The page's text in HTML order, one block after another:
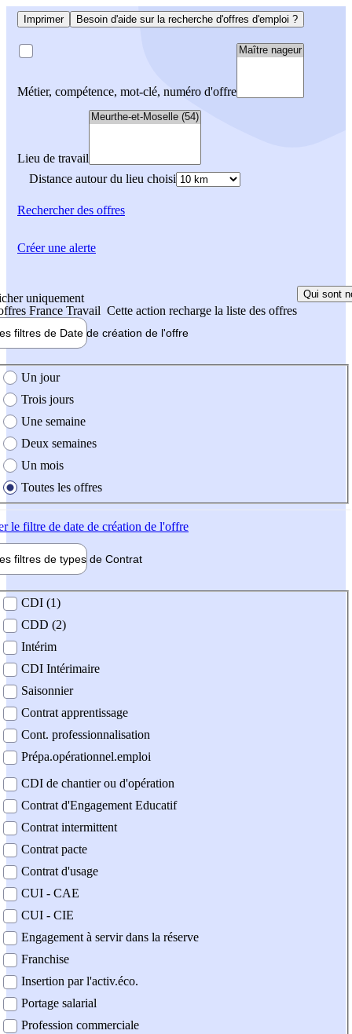
Imprimer Besoin d'aide sur la recherche d'offres d'emploi ?
Métier, compétence, mot-clé, numéro d'offre
Lieu de travail
Distance autour du lieu choisi
Rechercherdes offres
uniquement
France Travail Cette action recharge la liste des offres
Qui sont
filtres de Date de création de l'offre
création de l'offre
Un jour
Trois jours
Une semaine
Deux semaines
Un mois
Toutes les offres
le filtre de date de création de l'offre
filtres de types de Contrat
contrat
CDI (1)
CDD (2)
Intérim
CDI Intérimaire
Saisonnier
Contrat apprentissage
Cont. professionnalisation
Prépa.opérationnel.emploi
CDI de chantier ou d'opération
Contrat d'Engagement Educatif
Contrat intermittent
Contrat pacte
Contrat d'usage
CUI - CAE
CUI - CIE
Engagement à servir dans la réserve
Franchise
Insertion par l'activ.éco.
Portage salarial
Profession commerciale
Créer une alerte